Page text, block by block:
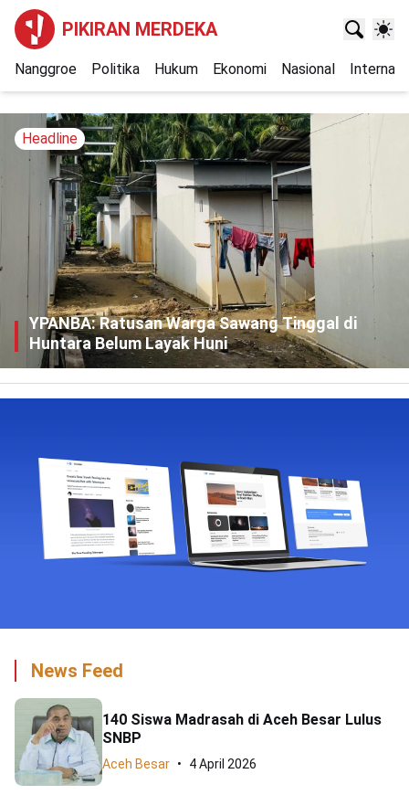
PIKIRAN MERDEKA
Nanggroe Politika Hukum Ekonomi Nasional
Headline
YPANBA: Ratusan Warga Sawang Tinggal di
Huntara Belum Layak Huni
News Feed
140 Siswa Madrasah di Aceh Besar Lulus
SNBP
Aceh Besar 4 April 2026